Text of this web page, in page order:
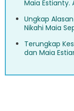
Maia Estianty.
Ungkap
Nikahi Maia
Terungkap
dan Maia